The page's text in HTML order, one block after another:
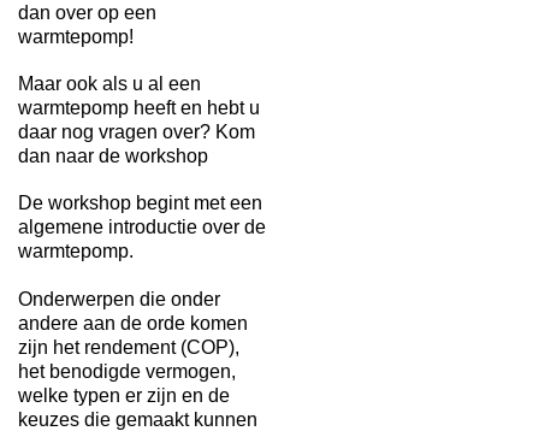
dan over op een
warmtepomp!
Maar ook als u al een
warmtepomp heeft en hebt u
daar nog vragen over? Kom
dan naar de workshop
De workshop begint met een
algemene introductie over de
warmtepomp.
Onderwerpen die onder
andere aan de orde komen
zijn het rendement (COP),
het benodigde vermogen,
welke typen er zijn en de
keuzes die gemaakt kunnen